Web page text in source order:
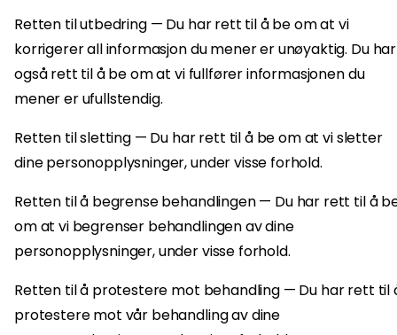
Retten til utbedring — Du har rett til å be om at vi
korrigerer all informasjon du mener er unøyaktig. Du har
også rett til å be om at vi fullfører informasjonen du
mener er ufullstendig.
Retten til sletting — Du har rett til å be om at vi sletter
dine personopplysninger, under visse forhold.
Retten til å begrense behandlingen — Du har rett til å
om at vi begrenser behandlingen av dine
personopplysninger, under visse forhold.
Retten til å protestere mot behandling — Du har rett til
protestere mot vår behandling av dine